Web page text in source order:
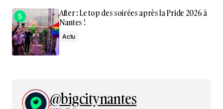
After : Le top des soirées après la Pride 2026 à
Nantes !
Actu
@bigcitynantes